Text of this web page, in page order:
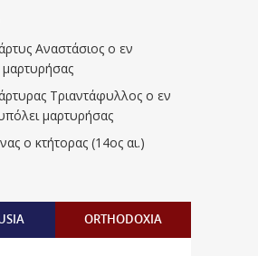
Αναστάσιος ο εν
Τριαντάφυλλος ο εν
μαρτυρήσας
ο κτήτορας (14ος αι.)
ORTHODOXIA